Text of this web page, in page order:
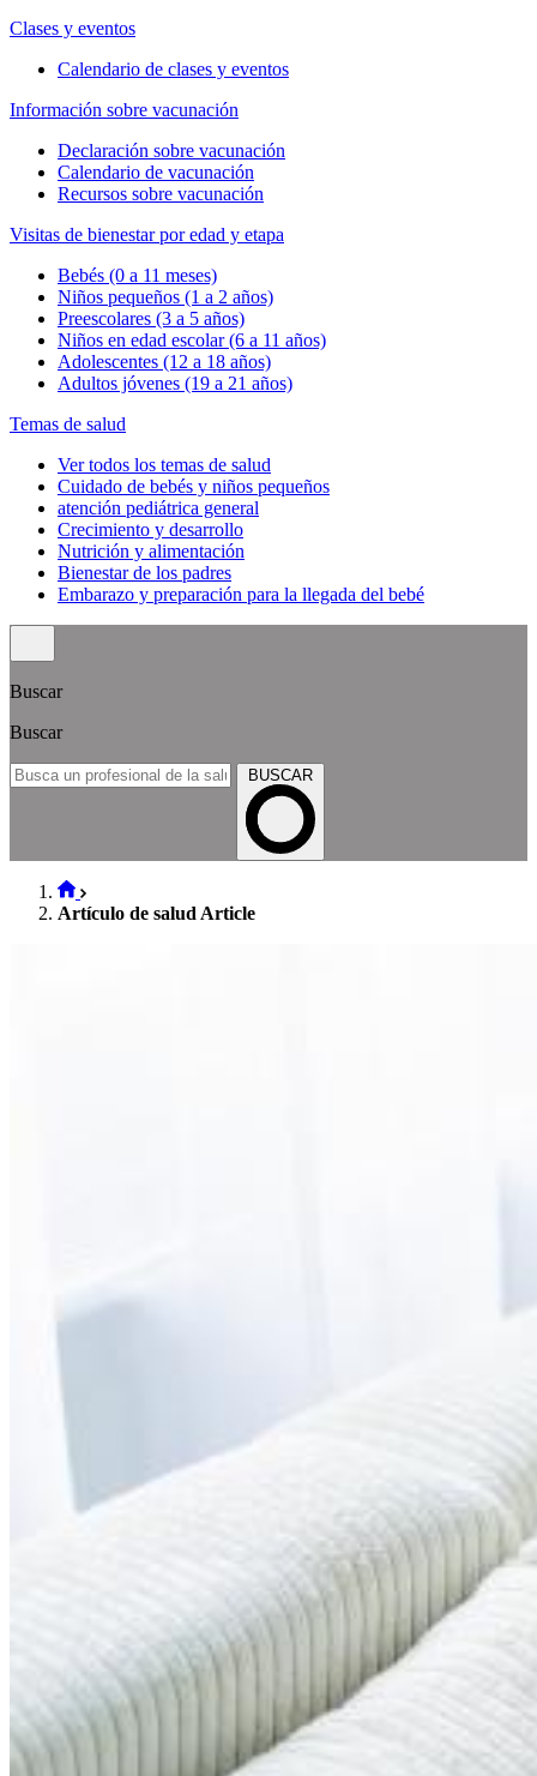
Clases y eventos
Calendario de clases y eventos
Información sobre vacunación
Declaración sobre vacunación
Calendario de vacunación
Recursos sobre vacunación
Visitas de bienestar por edad y etapa
Bebés (0 a 11 meses)
Niños pequeños (1 a 2 años)
Preescolares (3 a 5 años)
Niños en edad escolar (6 a 11 años)
Adolescentes (12 a 18 años)
Adultos jóvenes (19 a 21 años)
Temas de salud
Ver todos los temas de salud
Cuidado de bebés y niños pequeños
atención pediátrica general
Crecimiento y desarrollo
Nutrición y alimentación
Bienestar de los padres
Embarazo y preparación para la llegada del bebé
Buscar
Buscar
BUSCAR
Artículo de salud Article